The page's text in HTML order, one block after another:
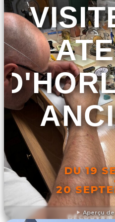
Aperçu
DU 19
20